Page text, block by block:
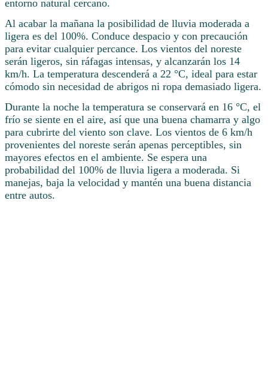
entorno natural cercano.
Al acabar la mañana la posibilidad de lluvia moderada a
ligera es del 100%. Conduce despacio y con precaución
para evitar cualquier percance. Los vientos del noreste
serán ligeros, sin ráfagas intensas, y alcanzarán los 14
km/h. La temperatura descenderá a 22 °C, ideal para estar
cómodo sin necesidad de abrigos ni ropa demasiado ligera.
Durante la noche la temperatura se conservará en 16 °C, el
frío se siente en el aire, así que una buena chamarra y algo
para cubrirte del viento son clave. Los vientos de 6 km/h
provenientes del noreste serán apenas perceptibles, sin
mayores efectos en el ambiente. Se espera una
probabilidad del 100% de lluvia ligera a moderada. Si
manejas, baja la velocidad y mantén una buena distancia
entre autos.